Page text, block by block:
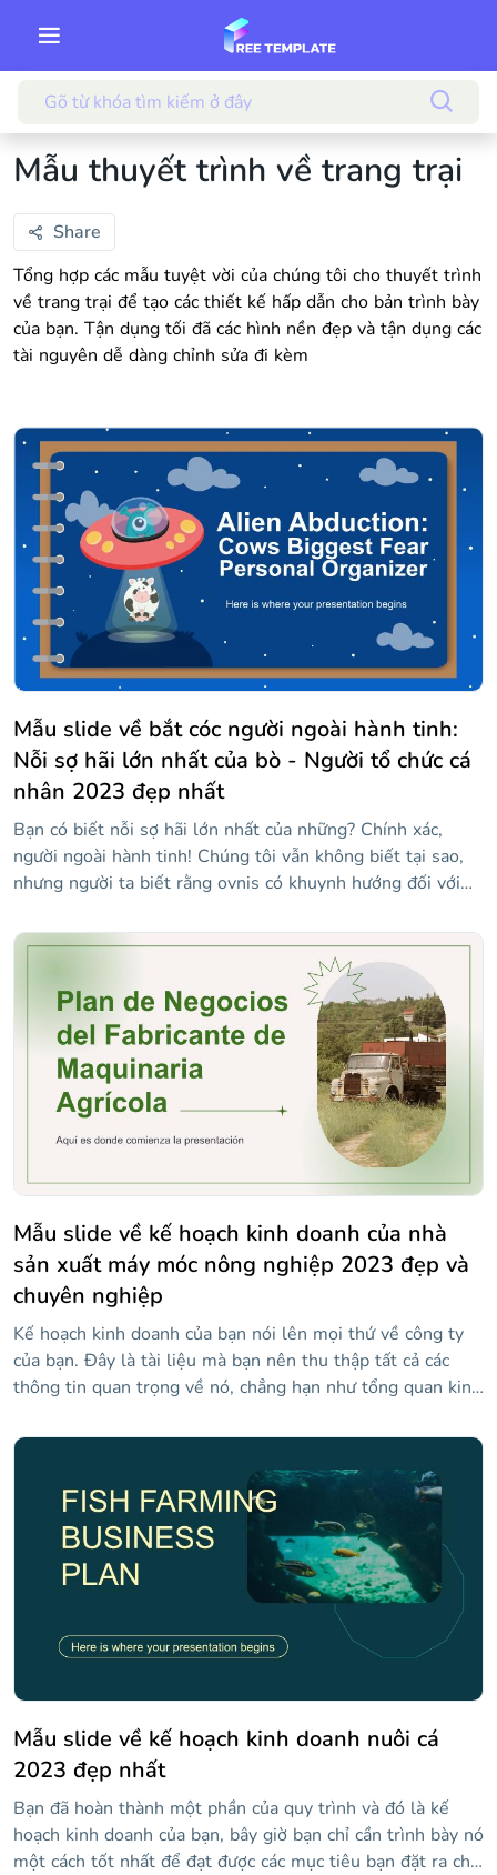
Mẫu thuyết trình về trang trại
Share
Tổng hợp các mẫu tuyệt vời của chúng tôi cho thuyết trình
về trang trại để tạo các thiết kế hấp dẫn cho bản trình bày
của bạn. Tận dụng tối đã các hình nền đẹp và tận dụng các
tài nguyên dễ dàng chỉnh sửa đi kèm
Mẫu slide về bắt cóc người ngoài hành tinh:
Nỗi sợ hãi lớn nhất của bò - Người tổ chức cá
nhân 2023 đẹp nhất
Bạn có biết nỗi sợ hãi lớn nhất của những? Chính xác,
người ngoài hành tinh! Chúng tôi vẫn không biết tại sao,
nhưng người ta biết rằng ovnis có khuynh hướng đối với
hước hoặc thú vị, chúng tôi vui mừng thông báo với bạn
rằng nhà tổ chức cá nhân này có đầy đủ các thiết kế bắt
cóc người ngoài hành tinh! Mẫu này chứa rất nhiều slide
với các ghi chú, lịch, thời khóa biểu và lịch trình đầy màu
sắc cho các lớp học, kỳ thi và cuộc hẹn của bạn! Bạn có thể
sắp xếp tất cả các vấn đề nghiêm trọng cần được viết ra
trong một mẫu không quá nghiêm trọng!
Mẫu slide về kế hoạch kinh doanh của nhà
sản xuất máy móc nông nghiệp 2023 đẹp và
chuyên nghiệp
Kế hoạch kinh doanh của bạn nói lên mọi thứ về công ty
của bạn. Đây là tài liệu mà bạn nên thu thập tất cả các
thông tin quan trọng về nó, chẳng hạn như tổng quan kinh
hoạch bán hàng và tiếp thị của bạn cũng như các hoạt
động và kế hoạch tài chính. Nếu bạn cần phát triển của
riêng mình, mẫu này được thiết kế đặc biệt cho các công
ty sản xuất máy móc, mặc dù bạn có thể điều chỉnh nó cho
phù hợp với bất kỳ loại nào khác. Phong cách thanh lịch và
tối giản của nó, với độ dốc, làm cho nó thành công.
Mẫu slide về kế hoạch kinh doanh nuôi cá
2023 đẹp nhất
Bạn đã hoàn thành một phần của quy trình và đó là kế
hoạch kinh doanh của bạn, bây giờ bạn chỉ cần trình bày nó
một cách tốt nhất để đạt được các mục tiêu bạn đặt ra cho